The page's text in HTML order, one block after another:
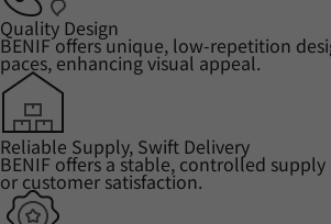
Quality Design
BENIF offers unique, low-repetition
paces, enhancing visual appeal.
Reliable Supply, Swift Delivery
BENIF offers a stable, controlled
or customer satisfaction.